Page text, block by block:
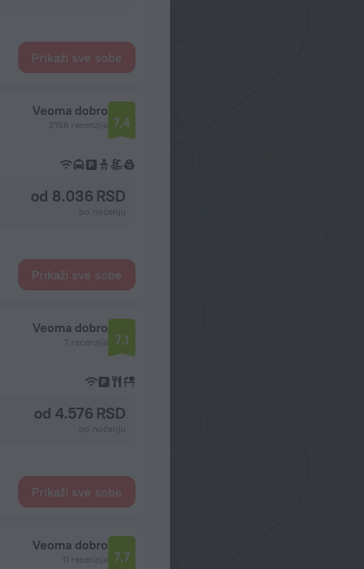
Prikaži sve sobe
Veoma dobro
2156 recenzija 7,4
od 8.036 RSD
Prikaži sve sobe
Veoma dobro
7 recenzija 7,1
od 4.576 RSD
Prikaži sve sobe
Veoma dobro
11 recenzija 7,7